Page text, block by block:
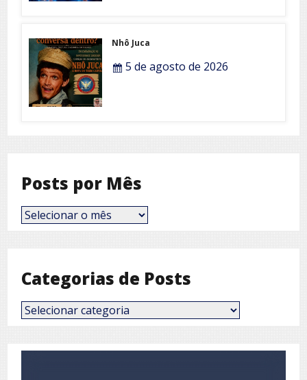
Nhô Juca
5 de agosto de 2026
Posts por Mês
Posts
por
Categorias de Posts
Categorias
de